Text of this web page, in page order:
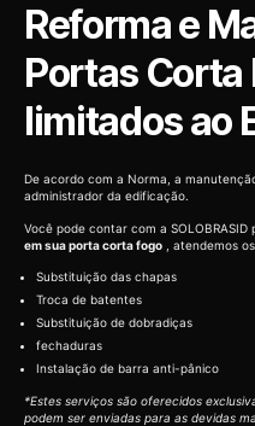
Reforma e
Portas Corta
limitados ao
De acordo com a Norma, a
administrador da edificação.
Você pode contar com a SOLOBRASID
em sua porta corta fogo , atendemos
Substituição das chapas
Troca de batentes
Substituição de dobradiças
fechaduras
Instalação de barra anti-pânico
*Estes serviços são oferecidos
podem ser enviadas para as devidas